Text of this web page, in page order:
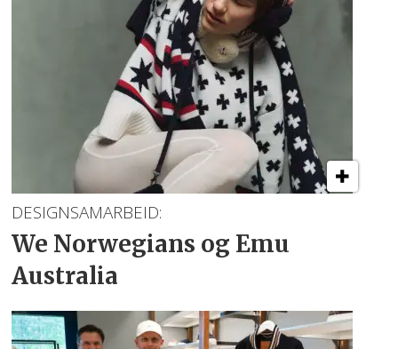
DESIGNSAMARBEID:
We Norwegians og Emu
Australia